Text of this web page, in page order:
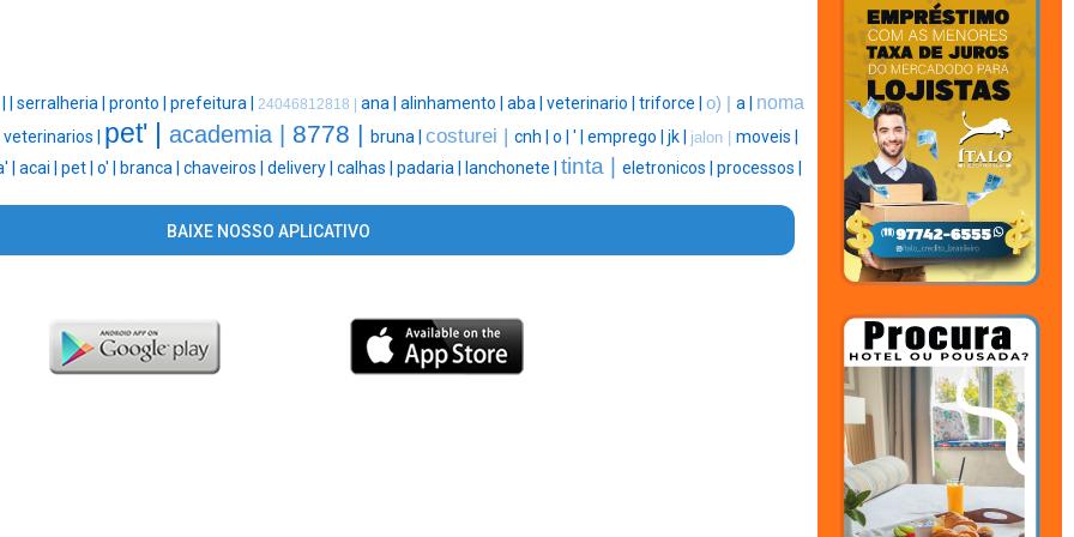
serralheria | pronto | prefeitura | 24046812818 | ana | alinhamento | aba | veterinario | triforce | o) | a | noma
veterinarios | pet' | academia | 8778 | bruna | costurei | cnh | o | ' | emprego | jk | jalon | moveis |
| acai | pet | o' | branca | chaveiros | delivery | calhas | padaria | lanchonete | tinta | eletronicos | processos |
BAIXE NOSSO APLICATIVO